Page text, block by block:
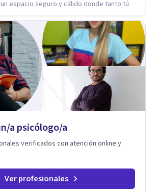
espacio seguro y cálido donde tanto tú
para recuperar la tranquilidad en
y dinámicas adaptadas a la edad de
de lado las etiquetas y los tecnicismos.
se centra en entender las emociones
comportamiento, ayudándoles a
necesaria para superar sus retos y
entre ustedes. Acompaño a
que están lidiando con la ansiedad, la
orientación y pautas claras para educar
convivencia familiar más armoniosa,
empecemos a trabajar juntos.
a psicólogo/a
verificados con atención online y
Ver profesionales